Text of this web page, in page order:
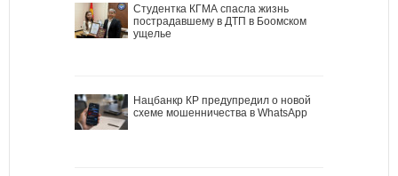
Студентка КГМА спасла жизнь
пострадавшему в ДТП в Боомском
ущелье
Нацбанкр КР предупредил о новой
схеме мошенничества в WhatsApp